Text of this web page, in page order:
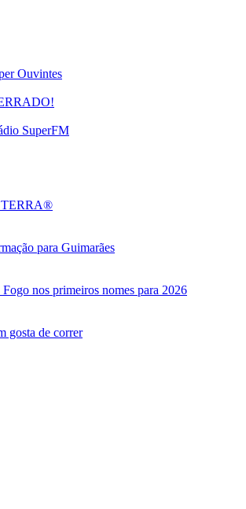
Ouvintes
SuperFM
para Guimarães
nos primeiros nomes para 2026
gosta de correr